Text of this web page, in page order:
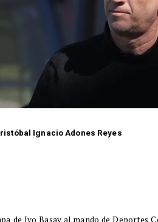
Ignacio Adones Reyes
de Ivo Basay al mando de Deportes